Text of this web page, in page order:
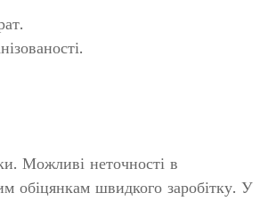
Можливі неточності в
обіцянкам швидкого заробітку. У